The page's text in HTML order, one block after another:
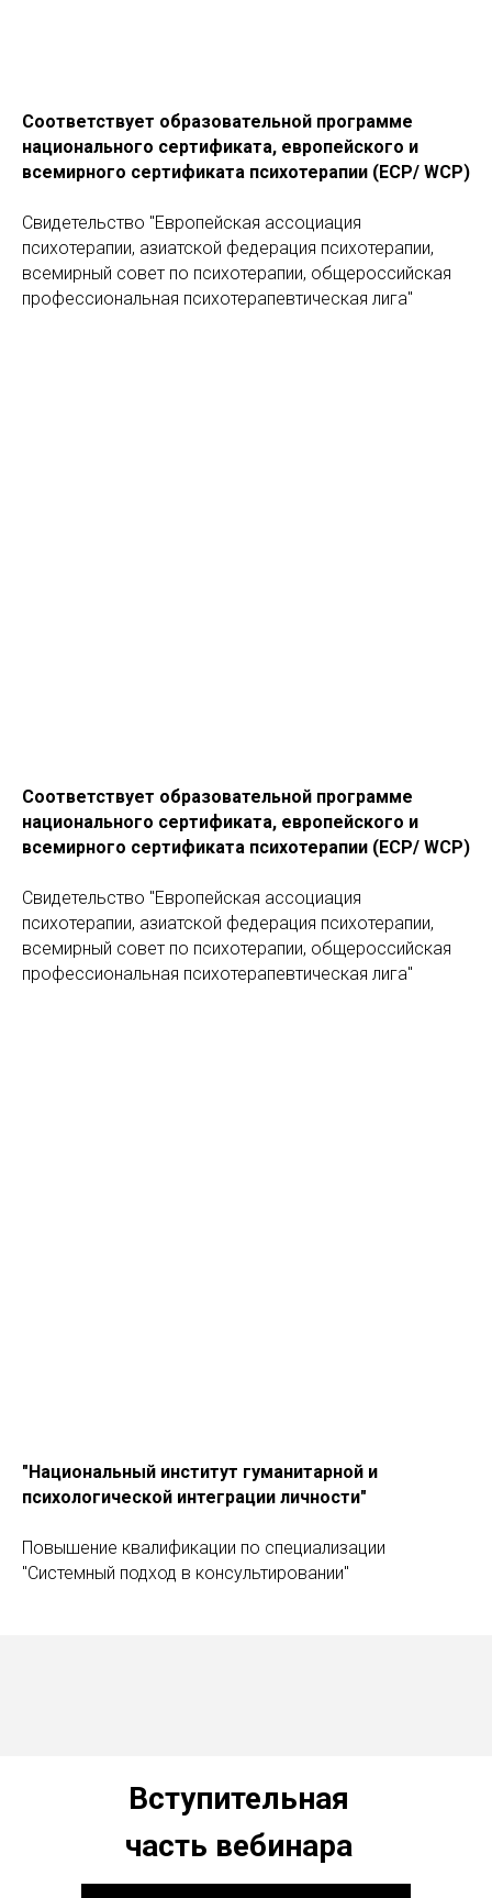
Соответствует образовательной программе
национального сертификата, европейского и
всемирного сертификата психотерапии (ECP/ WCP)
Свидетельство "Европейская ассоциация
психотерапии, азиатской федерация психотерапии,
всемирный совет по психотерапии, общероссийская
профессиональная психотерапевтическая лига"
Соответствует образовательной программе
национального сертификата, европейского и
всемирного сертификата психотерапии (ECP/ WCP)
Свидетельство "Европейская ассоциация
психотерапии, азиатской федерация психотерапии,
всемирный совет по психотерапии, общероссийская
профессиональная психотерапевтическая лига"
"Национальный институт гуманитарной и
психологической интеграции личности"
Повышение квалификации по специализации
"Системный подход в консультировании"
Вступительная
часть вебинара